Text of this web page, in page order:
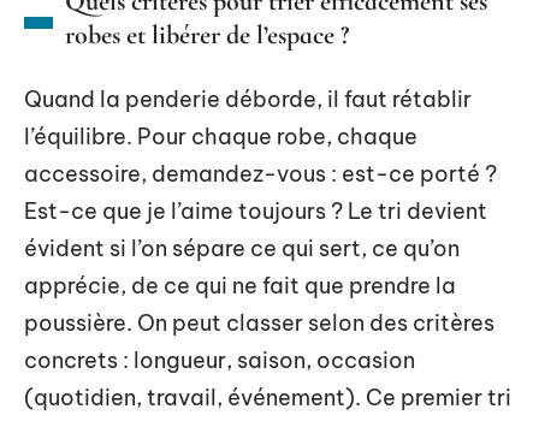
robes et libérer de l’espace ?
Quand la penderie déborde, il faut rétablir
l’équilibre. Pour chaque robe, chaque
accessoire, demandez-vous : est-ce porté ?
Est-ce que je l’aime toujours ? Le tri devient
évident si l’on sépare ce qui sert, ce qu’on
apprécie, de ce qui ne fait que prendre la
poussière. On peut classer selon des critères
concrets : longueur, saison, occasion
(quotidien, travail, événement). Ce premier tri